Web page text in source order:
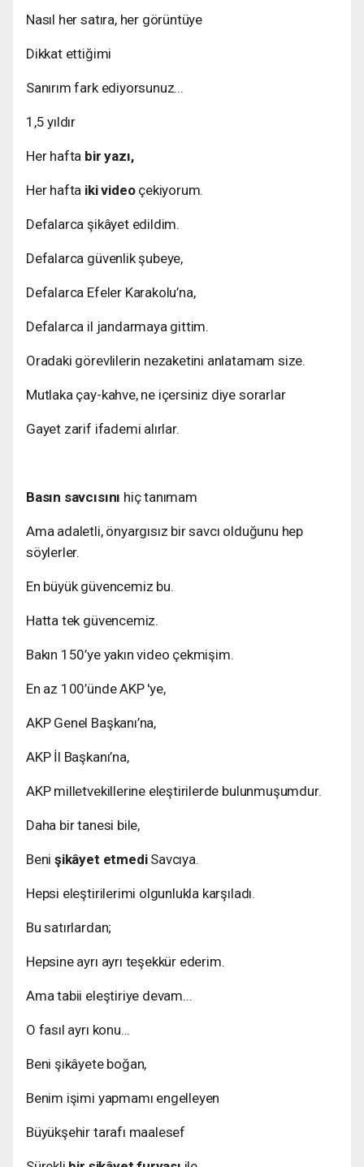
Nasıl her satıra, her görüntüye
Dikkat ettiğimi
Sanırım fark ediyorsunuz...
1,5 yıldır
Her hafta bir yazı,
Her hafta iki video çekiyorum.
Defalarca şikâyet edildim.
Defalarca güvenlik şubeye,
Defalarca Efeler Karakolu’na,
Defalarca il jandarmaya gittim.
Oradaki görevlilerin nezaketini anlatamam size.
Mutlaka çay-kahve, ne içersiniz diye sorarlar
Gayet zarif ifademi alırlar.
Basın savcısını hiç tanımam
Ama adaletli, önyargısız bir savcı olduğunu hep
söylerler.
En büyük güvencemiz bu.
Hatta tek güvencemiz.
Bakın 150’ye yakın video çekmişim.
En az 100’ünde AKP 'ye,
AKP Genel Başkanı’na,
AKP İl Başkanı’na,
AKP milletvekillerine eleştirilerde bulunmuşumdur.
Daha bir tanesi bile,
Benişikâyet etmedi Savcıya.
Hepsi eleştirilerimi olgunlukla karşıladı.
Bu satırlardan;
Hepsine ayrı ayrı teşekkür ederim.
Ama tabii eleştiriye devam...
O fasıl ayrı konu...
Beni şikâyete boğan,
Benim işimi yapmamı engelleyen
Büyükşehir tarafı maalesef